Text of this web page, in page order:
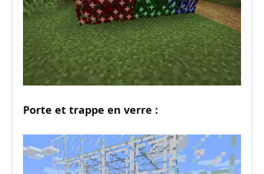
Porte et trappe en verre :